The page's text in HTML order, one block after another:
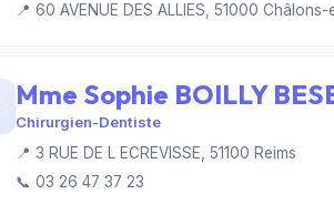
📍 60 AVENUE DES ALLIES, 51000
Mme Sophie BOILLY
Chirurgien-Dentiste
📍 3 RUE DE L ECREVISSE, 51100 Reims
📞 03 26 47 37 23